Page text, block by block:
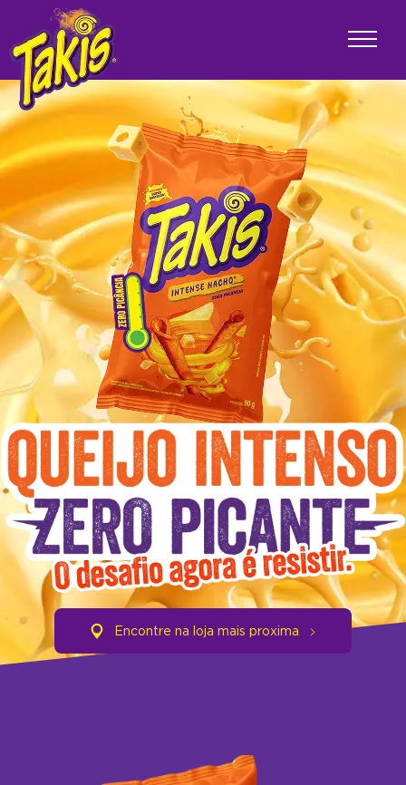
Encontre na loja mais proxima